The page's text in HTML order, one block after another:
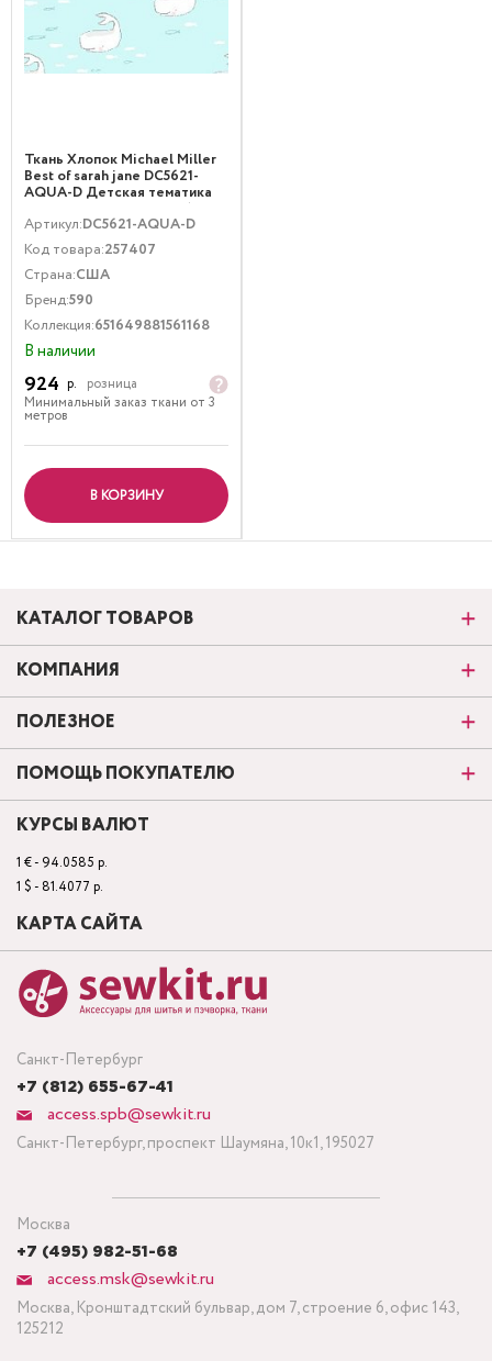
Ткань Хлопок Michael Miller
Best of sarah jane DC5621-
AQUA-D Детская тематика
Морская тематика Голубой
Артикул:DC5621-AQUA-D
Код товара:257407
Страна:США
Бренд:590
Коллекция:651649881561168
В наличии
924 р.
розница
Минимальный заказ ткани от 3
метров
В КОРЗИНУ
Санкт-Петербург
+7 (812) 655-67-41
access.spb@sewkit.ru
Санкт-Петербург, проспект Шаумяна, 10к1, 195027
Москва
+7 (495) 982-51-68
access.msk@sewkit.ru
Москва, Кронштадтский бульвар, дом 7, строение 6, офис 143,
125212
КАТАЛОГ ТОВАРОВ
КОМПАНИЯ
ПОЛЕЗНОЕ
ПОМОЩЬ ПОКУПАТЕЛЮ
КУРСЫ ВАЛЮТ
1 € - 94.0585 р.
1 $ - 81.4077 р.
КАРТА САЙТА